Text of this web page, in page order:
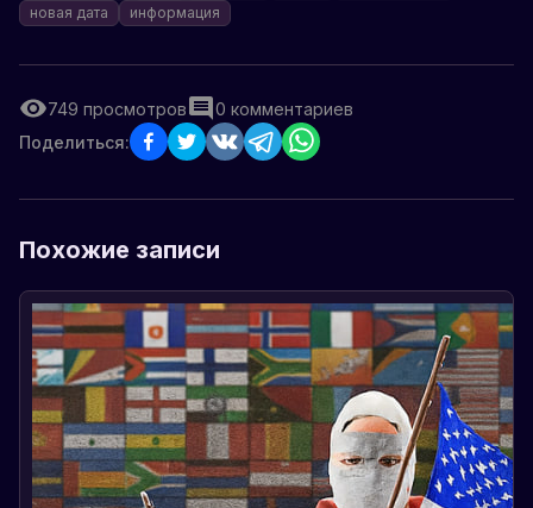
новая дата
информация
749 просмотров 0 комментариев
Поделиться:
Похожие записи